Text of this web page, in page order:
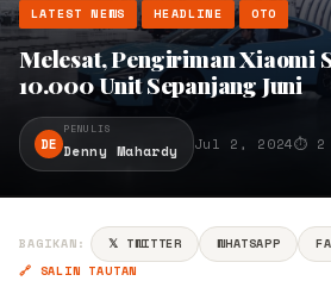
LATEST NEWS HEADLINE OTO
Melesat, Pengiriman Xiaomi
10.000 Unit Sepanjang Juni
DE
PENULIS
Denny Mahardy Jul 2, 2024⏱ 2
BAGIKAN: 𝕏 TWITTER WHATSAPP
🔗 SALIN TAUTAN